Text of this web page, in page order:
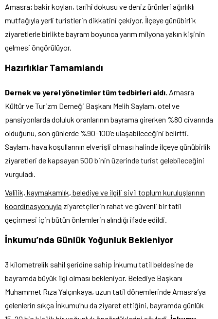
Amasra; bakir koyları, tarihî dokusu ve deniz ürünleri ağırlıklı
mutfağıyla yerli turistlerin dikkatini çekiyor. İlçeye günübirlik
ziyaretlerle birlikte bayram boyunca yarım milyona yakın kişinin
gelmesi öngörülüyor.
Hazırlıklar Tamamlandı
Dernek ve yerel yönetimler tüm tedbirleri aldı. Amasra
Kültür ve Turizm Derneği Başkanı Melih Saylam, otel ve
pansiyonlarda doluluk oranlarının bayrama girerken %80 civarında
olduğunu, son günlerde %90–100’e ulaşabileceğini belirtti.
Saylam, hava koşullarının elverişli olması halinde ilçeye günübirlik
ziyaretleri de kapsayan 500 binin üzerinde turist gelebileceğini
vurguladı.
Valilik, kaymakamlık, belediye ve ilgili sivil toplum kuruluşlarının
koordinasyonuyla ziyaretçilerin rahat ve güvenli bir tatil
geçirmesi için bütün önlemlerin alındığı ifade edildi.
İnkumu’nda Günlük Yoğunluk Bekleniyor
3 kilometrelik sahil şeridine sahip İnkumu tatil beldesine de
bayramda büyük ilgi olması bekleniyor. Belediye Başkanı
Muhammet Rıza Yalçınkaya, uzun tatil dönemlerinde Amasra’ya
gelenlerin sıkça İnkumu’nu da ziyaret ettiğini, bayramda günlük